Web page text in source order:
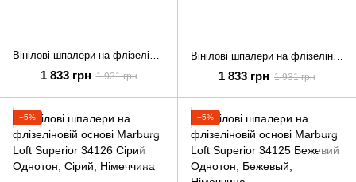
Вінілові шпалери на флізеліновій основі Marburg Loft Superior 34128 Коричневий Однотон
1 833 грн 1 931 грн
Вінілові шпалери на флізеліновій основі Marburg Loft Superior 34127 Бежевий Однотон
1 833 грн 1 931 грн
−5% −5%